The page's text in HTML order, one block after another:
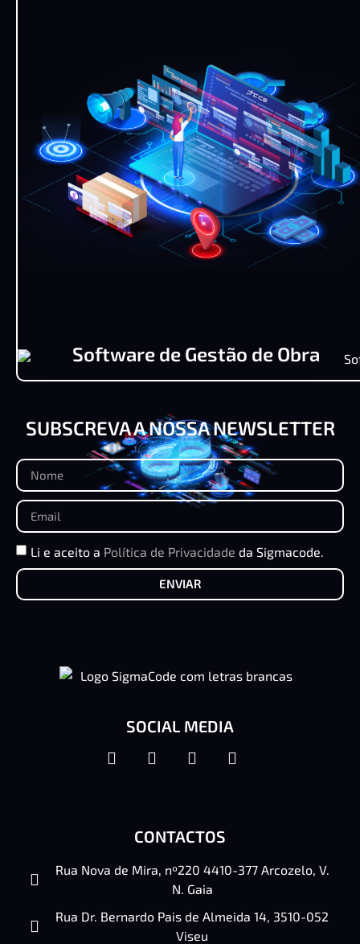
Software de Gestão de Obra
SUBSCREVA A NOSSA NEWSLETTER
Li e aceito a Política de Privacidade da Sigmacode.
ENVIAR
SOCIAL MEDIA
CONTACTOS
Rua Nova de Mira, nº220 4410-377 Arcozelo, V.
N. Gaia
Rua Dr. Bernardo Pais de Almeida 14, 3510-052
Viseu